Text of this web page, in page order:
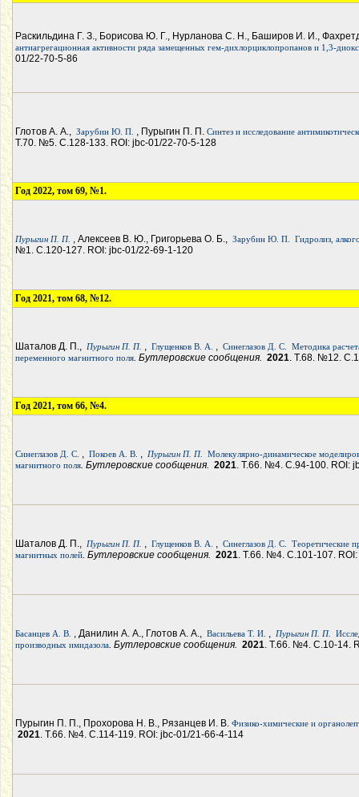
Раскильдина Г. З., Борисова Ю. Г., Нурланова С. Н., Баширов И. И.,
антиагрегационная активности ряда замещенных гем-дихлорциклопропанов и 1,3-
01/22-70-5-86
Глотов А. А., Зарубин Ю. П. , Пурыгин П. П. Синтез и исследование
Т.70. №5. С.128-133. ROI: jbc-01/22-70-5-128
Год 2022, том 69, №1.
Пурыгин П. П. , Алексеев В. Ю., Григорьева О. Б., Зарубин Ю. П. Гидролиз,
№1. С.120-127. ROI: jbc-01/22-69-1-120
Год 2021, том 68, №12.
Шаталов Д. П., Пурыгин П. П. , Глущенков В. А. , Синеглазов Д. С.
Методика
переменного магнитного поля. Бутлеровские сообщения. 2021. Т.68. №12.
Год 2021, том 66, №4.
Синеглазов Д. С. , Покоев А. В. , Пурыгин П. П.
Молекулярно-динамическое
магнитного поля. Бутлеровские сообщения. 2021. Т.66. №4. С.94-100. ROI:
Шаталов Д. П., Пурыгин П. П. , Глущенков В. А. , Синеглазов Д. С.
Теоретические
магнитных полей. Бутлеровские сообщения. 2021. Т.66. №4. С.101-107.
Басанцев А. В. , Данилин А. А., Глотов А. А., Васильева Т. И. , Пурыгин П. П.
производных имидазола. Бутлеровские сообщения. 2021. Т.66. №4. С.10-14.
Пурыгин П. П., Прохорова Н. В., Рязанцев И. В. Физико-химические и
2021. Т.66. №4. С.114-119. ROI: jbc-01/21-66-4-114